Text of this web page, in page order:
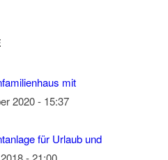
mit
2020 - 15:37
für Urlaub und